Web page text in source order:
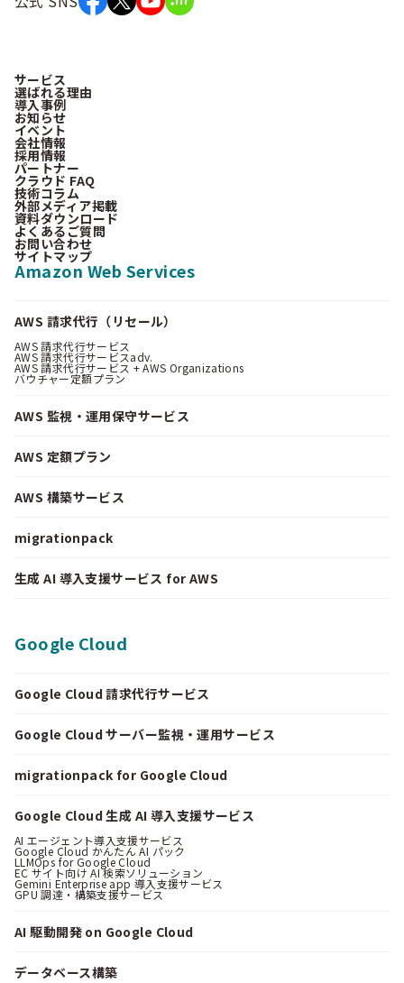
サービス
選ばれる理由
導入事例
お知らせ
イベント
会社情報
採用情報
パートナー
クラウド FAQ
技術コラム
外部メディア掲載
資料ダウンロード
よくあるご質問
お問い合わせ
サイトマップ
Amazon Web Services
AWS 請求代行（リセール）
AWS 請求代行サービス
AWS 請求代行サービスadv.
AWS 請求代行サービス + AWS Organizations
バウチャー定額プラン
AWS 監視・運用保守サービス
AWS 定額プラン
AWS 構築サービス
migrationpack
生成 AI 導入支援サービス for AWS
Google Cloud
Google Cloud 請求代行サービス
Google Cloud サーバー監視・運用サービス
migrationpack for Google Cloud
Google Cloud 生成 AI 導入支援サービス
AI エージェント導入支援サービス
Google Cloud かんたん AI パック
LLMOps for Google Cloud
EC サイト向け AI 検索ソリューション
Gemini Enterprise app 導入支援サービス
GPU 調達・構築支援サービス
AI 駆動開発 on Google Cloud
データベース構築